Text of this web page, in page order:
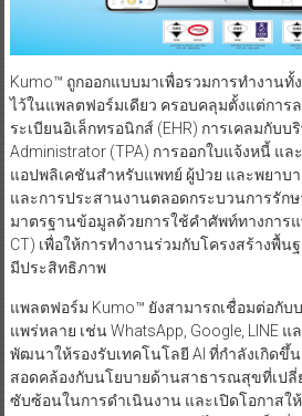
Kumo™ ถูกออกแบบมาเพื่อรวมการทำงาน
ไว้ในแพลตฟอร์มเดียว ครอบคลุมตั้งแต่การ
ระเบียนอิเล็กทรอนิกส์ (EHR) การเคลมกับ
Administrator (TPA) การออกใบแจ้งหนี้ แล
แอปพลิเคชันสำหรับแพทย์ ผู้ป่วย และพยาบ
และการประสานงานตลอดกระบวนการรัก
มาตรฐานข้อมูลด้วยการใช้คำศัพท์ทางการแ
CT) เพื่อให้การทำงานร่วมกับโครงสร้างพื้
มีประสิทธิภาพ
แพลตฟอร์ม Kumo™ ยังสามารถเชื่อมต่อกับ
แพร่หลาย เช่น WhatsApp, Google, LINE แ
พัฒนาให้รองรับเทคโนโลยี AI ที่กำลังเกิดขึ้
สอดคล้องกับนโยบายด้านสาธารณสุขที่เปลี่
ซับซ้อนในการดำเนินงาน และเปิดโอกาสใ